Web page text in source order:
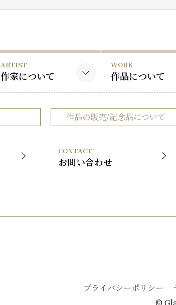
ARTIST
作家について
黒木国昭について
谷口榮について
受賞歴
WORK
作品について
黒木国昭の作品
谷口榮の作品
作品の販売/記念品について
CONTACT
お問い合わせ
プライバシーポリシー